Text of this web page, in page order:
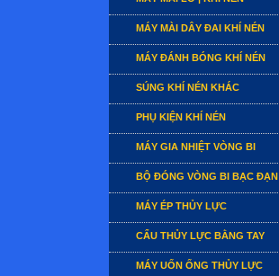
MÁY MÀI DÂY ĐAI KHÍ NÉN
MÁY ĐÁNH BÓNG KHÍ NÉN
SÚNG KHÍ NÉN KHÁC
PHỤ KIỆN KHÍ NÉN
MÁY GIA NHIỆT VÒNG BI
BỘ ĐÓNG VÒNG BI BẠC ĐẠN
MÁY ÉP THỦY LỰC
CẨU THỦY LỰC BẰNG TAY
MÁY UỐN ỐNG THỦY LỰC